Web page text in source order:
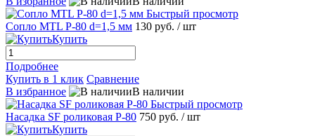
Быстрый просмотр
Сопло MTL P-80 d=1,5 мм 130 руб. / шт
Купить
Подробнее
Купить в 1 клик Сравнение
В избранное
В наличии
Быстрый просмотр
Насадка SF роликовая P-80 750 руб. / шт
Купить